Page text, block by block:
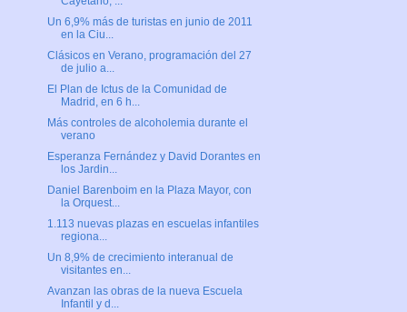
Un 6,9% más de turistas en junio de 2011
en la Ciu...
Clásicos en Verano, programación del 27
de julio a...
El Plan de Ictus de la Comunidad de
Madrid, en 6 h...
Más controles de alcoholemia durante el
verano
Esperanza Fernández y David Dorantes en
los Jardin...
Daniel Barenboim en la Plaza Mayor, con
la Orquest...
1.113 nuevas plazas en escuelas infantiles
regiona...
Un 8,9% de crecimiento interanual de
visitantes en...
Avanzan las obras de la nueva Escuela
Infantil y d...